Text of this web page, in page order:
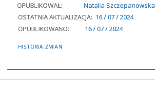
OPUBLIKOWAŁ:
Natalia Szczepanowska
OSTATNIA AKTUALIZACJA: 16 / 07 / 2024
OPUBLIKOWANO:
16 / 07 / 2024
HISTORIA ZMIAN